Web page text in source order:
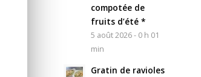
compotée de
fruits d’été *
5 août 2026 - 0 h 01
min
Gratin de ravioles